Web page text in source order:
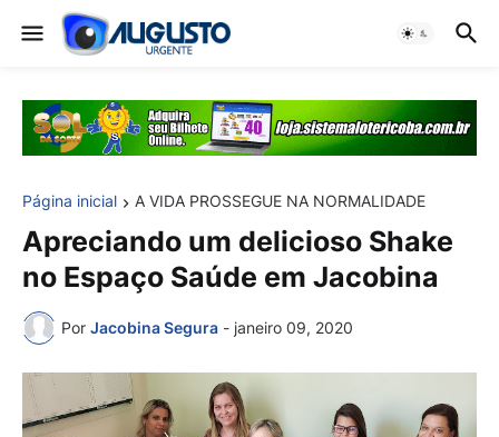
Página inicial A VIDA PROSSEGUE NA NORMALIDADE
Apreciando um delicioso Shake
no Espaço Saúde em Jacobina
Por Jacobina Segura - janeiro 09, 2020